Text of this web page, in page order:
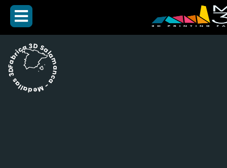
Fabrica 3D Salamanca - Medallas 3D -